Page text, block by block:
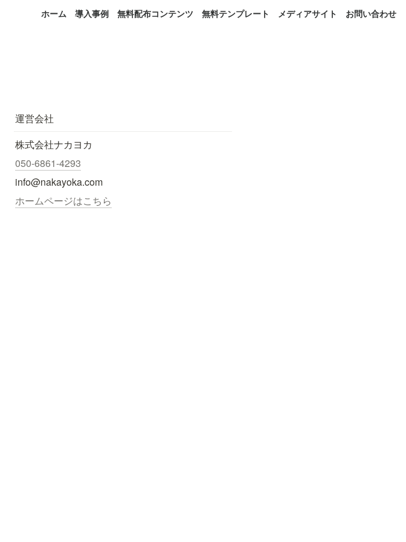
ホーム 導入事例 無料配布コンテンツ 無料テンプレート メディアサイト お問い合わせ
運営会社
株式会社ナカヨカ
050-6861-4293
info@nakayoka.com
ホームページはこちら